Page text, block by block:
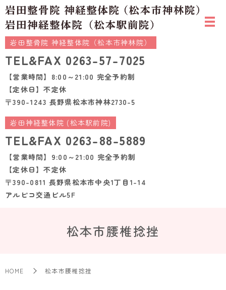
岩田整骨院 神経整体院（松本市神林院）
TEL&FAX 0263-57-7025
【営業時間】8:00～21:00 完全予約制
【定休日】不定休
〒390-1243 長野県松本市神林2730-5
岩田神経整体院 (松本駅前院)
TEL&FAX 0263-88-5889
【営業時間】9:00～21:00 完全予約制
【定休日】不定休
〒390-0811 長野県松本市中央1丁目1-14
アルピコ交通ビル5F
松本市腰椎捻挫
HOME 松本市腰椎捻挫